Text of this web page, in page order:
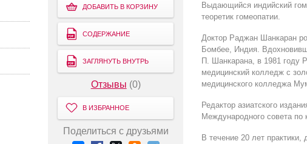
ДОБАВИТЬ В КОРЗИНУ
СОДЕРЖАНИЕ
ЗАГЛЯНУТЬ ВНУТРЬ
Отзывы (0)
В ИЗБРАННОЕ
Поделиться с друзьями
Выдающийся индийский
теоретик гомеопатии.
Доктор Раджан Шанкаран
Бомбее, Индия.
П. Шанкарана, в 1981 году
медицинский колледж с
медицинского колледжа
Редактор азиатского
Международного совета по
В течение 20 лет